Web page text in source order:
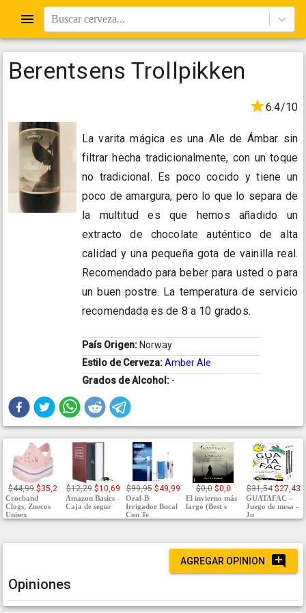
Buscar cerveza...
Berentsens Trollpikken
6.4/10
La varita mágica es una Ale de Ámbar sin
filtrar hecha tradicionalmente, con un toque
no tradicional. Es poco cocido y tiene un
poco de amargura, pero lo que lo separa de
la multitud es que hemos añadido un
extracto de chocolate auténtico de alta
calidad y una pequeña gota de vainilla real.
Recomendado para beber para usted o para
un buen postre. La temperatura de servicio
recomendada es de 8 a 10 grados.
País Origen: Norway
Estilo de Cerveza:Amber Ale
Grados de Alcohol: -
$44,99 $35,2
Crocband
Clogs, Zuecos
Unisex
$12,29 $10,69
Amazon Basics -
Caja de segur
$99,95 $49,99
Oral-B
Irrigador Bucal
Con Te
$0,0 $0,0
El invierno más
largo (Best s
$31,54 $27,43
GUATAFAC –
Juego de mesa -
Ju
AGREGAR OPINION
Opiniones